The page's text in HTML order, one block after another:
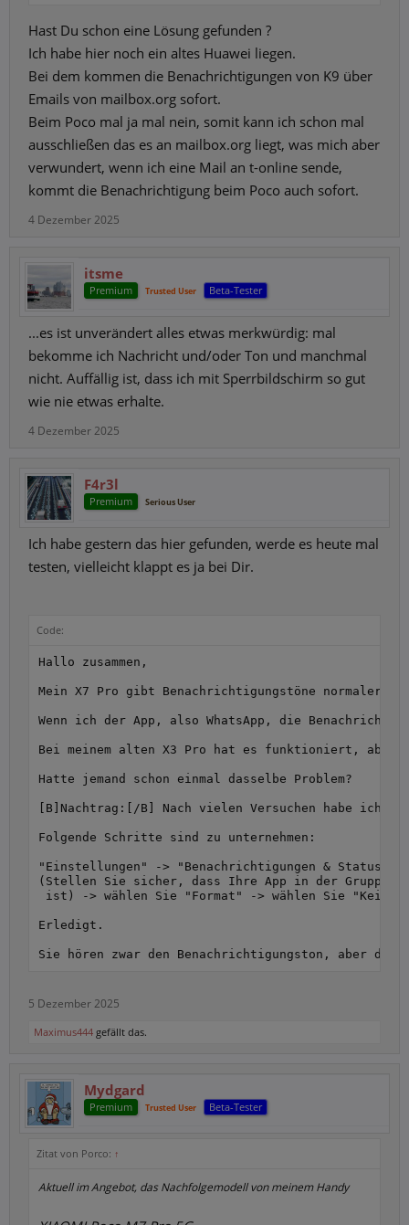
Hast Du schon eine Lösung gefunden ?
Ich habe hier noch ein altes Huawei liegen.
Bei dem kommen die Benachrichtigungen von K9 über
Emails von mailbox.org sofort.
Beim Poco mal ja mal nein, somit kann ich schon mal
ausschließen das es an mailbox.org liegt, was mich aber
verwundert, wenn ich eine Mail an t-online sende,
kommt die Benachrichtigung beim Poco auch sofort.
4 Dezember 2025
itsme
Premium Trusted User Beta-Tester
...es ist unverändert alles etwas merkwürdig: mal
bekomme ich Nachricht und/oder Ton und manchmal
nicht. Auffällig ist, dass ich mit Sperrbildschirm so gut
wie nie etwas erhalte.
4 Dezember 2025
F4r3l
Premium Serious User
Ich habe gestern das hier gefunden, werde es heute mal
testen, vielleicht klappt es ja bei Dir.
Code:
Hallo zusammen,
Mein X7 Pro gibt Benachrichtigungstöne
Wenn ich der App, also WhatsApp, die
Bei meinem alten X3 Pro hat es funktioniert, aber
Hatte jemand schon einmal dasselbe Problem?
[B]Nachtrag:[/B] Nach vielen Versuchen habe ich
Folgende Schritte sind zu unternehmen:
"Einstellungen" -> "Benachrichtigungen &
(Stellen Sie sicher, dass Ihre App in der Gruppe
ist) -> wählen Sie "Format" -> wählen Sie "Keine
Erledigt.
5 Dezember 2025
Maximus444 gefällt das.
Mydgard
Premium Trusted User Beta-Tester
Zitat von Porco: ↑
Aktuell im Angebot, das Nachfolgemodell von meinem Handy